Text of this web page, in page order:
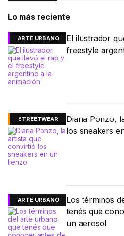
Lo más reciente
ARTE URBANO
El ilustrador
freestyle
STREETWEAR
Diana Ponzo,
los sneakers
ARTE URBANO
Los términos
tenés que
un aerosol